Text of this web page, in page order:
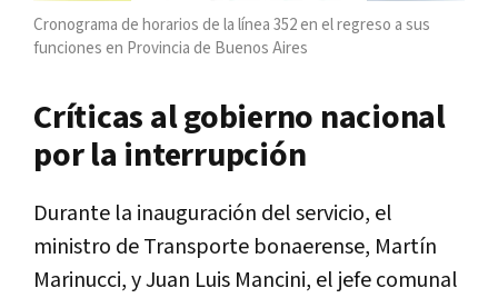
Cronograma de horarios de la línea 352 en el regreso a sus
funciones en Provincia de Buenos Aires
Críticas al gobierno nacional
por la interrupción
Durante la inauguración del servicio, el
ministro de Transporte bonaerense, Martín
Marinucci, y Juan Luis Mancini, el jefe comunal